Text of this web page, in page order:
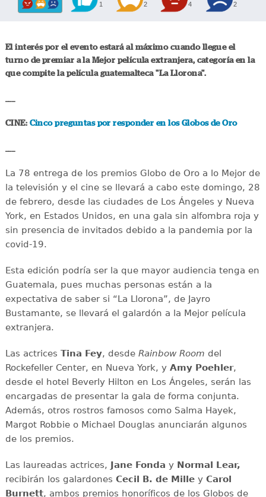
1 2 4 2
El interés por el evento estará al máximo cuando llegue el
turno de premiar a la Mejor película extranjera, categoría en la
que compite la película guatemalteca "La Llorona".
CINE: Cinco preguntas por responder en los Globos de Oro
La 78 entrega de los premios Globo de Oro a lo Mejor de
la televisión y el cine se llevará a cabo este domingo, 28
de febrero, desde las ciudades de Los Ángeles y Nueva
York, en Estados Unidos, en una gala sin alfombra roja y
sin presencia de invitados debido a la pandemia por la
covid-19.
Esta edición podría ser la que mayor audiencia tenga en
Guatemala, pues muchas personas están a la
expectativa de saber si “La Llorona”, de Jayro
Bustamante, se llevará el galardón a la Mejor película
extranjera.
Las actrices Tina Fey, desde Rainbow Room del
Rockefeller Center, en Nueva York, y Amy Poehler,
desde el hotel Beverly Hilton en Los Ángeles, serán las
encargadas de presentar la gala de forma conjunta.
Además, otros rostros famosos como Salma Hayek,
Margot Robbie o Michael Douglas anunciarán algunos
de los premios.
Las laureadas actrices, Jane Fonda y Normal Lear,
recibirán los galardones Cecil B. de Milley Carol
Burnett, ambos premios honoríficos de los Globos de